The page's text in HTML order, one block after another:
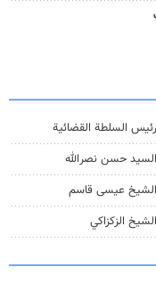
رئیس السلطة القضائیة
السيد حسن نصرالله
الشيخ عيسى قاسم
الشيخ الزكزاكي